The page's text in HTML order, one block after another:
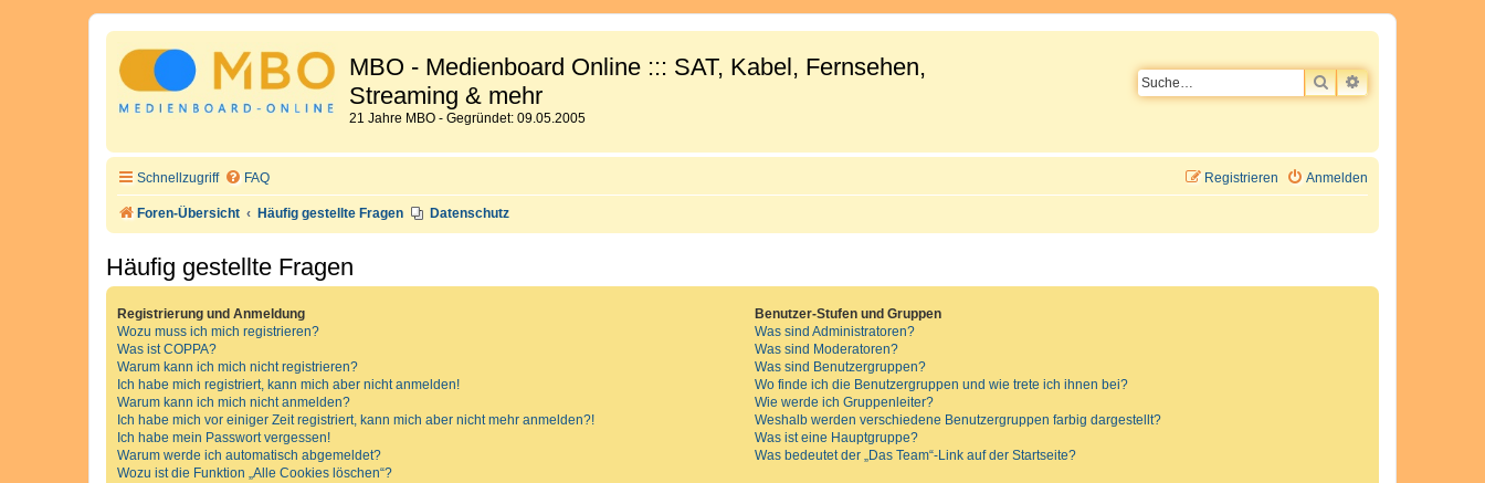
MBO - Medienboard Online ::: SAT, Kabel, Fernsehen,
Streaming & mehr
21 Jahre MBO - Gegründet: 09.05.2005
SUCHEERWEITERTE
Schnellzugriff FAQ Anmelden
Registrieren
Foren-Übersicht Häufig gestellte Fragen Datenschutz
Häufig gestellte Fragen
Registrierung und Anmeldung
Wozu muss ich mich registrieren?
Was ist COPPA?
Warum kann ich mich nicht registrieren?
Ich habe mich registriert, kann mich aber nicht anmelden!
Warum kann ich mich nicht anmelden?
Ich habe mich vor einiger Zeit registriert, kann mich aber nicht mehr anmelden?!
Ich habe mein Passwort vergessen!
Warum werde ich automatisch abgemeldet?
Wozu ist die Funktion „Alle Cookies löschen“?
Benutzer-Stufen und Gruppen
Was sind Administratoren?
Was sind Moderatoren?
Was sind Benutzergruppen?
Wo finde ich die Benutzergruppen und wie trete ich ihnen bei?
Wie werde ich Gruppenleiter?
Weshalb werden verschiedene Benutzergruppen farbig dargestellt?
Was ist eine Hauptgruppe?
Was bedeutet der „Das Team“-Link auf der Startseite?